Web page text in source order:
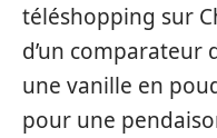
téléshopping sur
d’un
une vanille en
pour une